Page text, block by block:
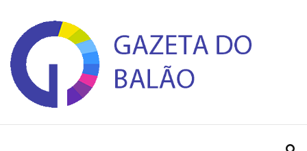
Gazeta do Balao